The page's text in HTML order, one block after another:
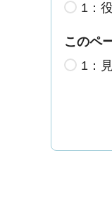
1：
このペ
1：